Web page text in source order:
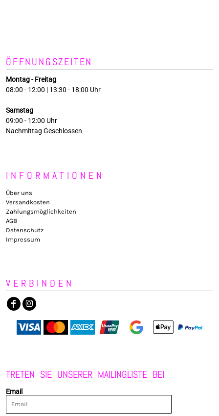
ÖFFNUNGSZEITEN
Montag - Freitag
08:00 - 12:00 | 13:30 - 18:00 Uhr
Samstag
09:00 - 12:00 Uhr
Nachmittag Geschlossen
INFORMATIONEN
Über uns
Versandkosten
Zahlungsmöglichkeiten
AGB
Datenschutz
Impressum
VERBINDEN
TRETEN SIE UNSERER MAILINGLISTE BEI
Email